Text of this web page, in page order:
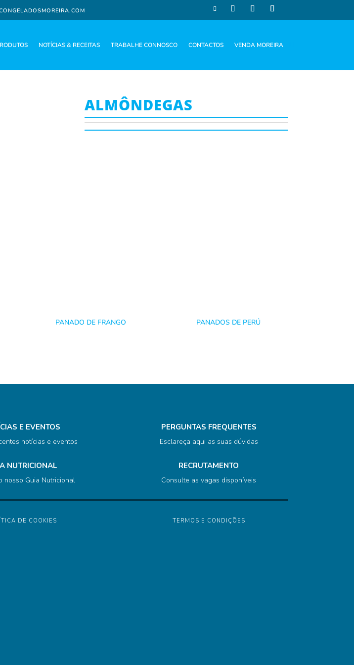
NOTÍCIAS & RECEITAS TRABALHE CONNOSCO CONTACTOS VENDA MOREIRA
ALMÔNDEGAS
PANADO DE FRANGO PANADOS DE PERÚ
E EVENTOS
notícias e eventos
NUTRICIONAL
nosso Guia Nutricional
PERGUNTAS FREQUENTES
Esclareça aqui as suas dúvidas
RECRUTAMENTO
Consulte as vagas disponíveis
DE COOKIES TERMOS E CONDIÇÕES